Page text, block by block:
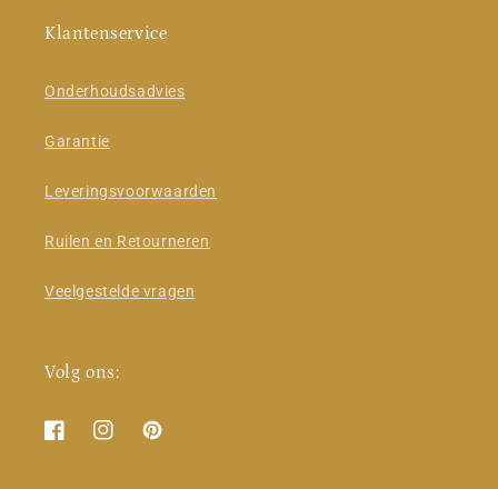
Klantenservice
Onderhoudsadvies
Garantie
Leveringsvoorwaarden
Ruilen en Retourneren
Veelgestelde vragen
Volg ons:
FacebookInstagramPinterest